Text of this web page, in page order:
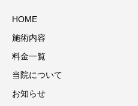
HOME
施術内容
料金一覧
当院について
お知らせ